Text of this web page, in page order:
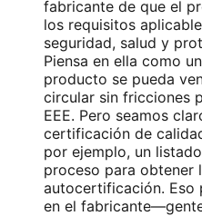
fabricante de que el
los requisitos
seguridad, salud y
Piensa en ella como
producto se pueda
circular sin fricciones
EEE. Pero seamos
certificación de
por ejemplo, un
proceso para obtener
autocertificación. Eso
en el